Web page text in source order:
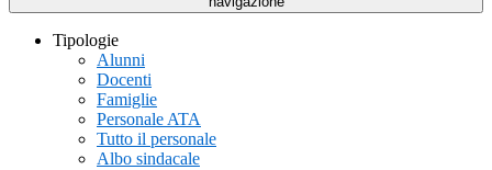
Tipologie
Alunni
Docenti
Famiglie
Personale ATA
Tutto il personale
Albo sindacale